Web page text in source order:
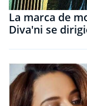
La marca de
Diva'ni se